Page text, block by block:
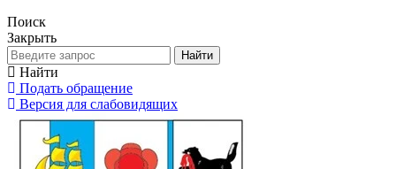
Поиск
Закрыть
Найти
Найти
Подать обращение
Версия для слабовидящих